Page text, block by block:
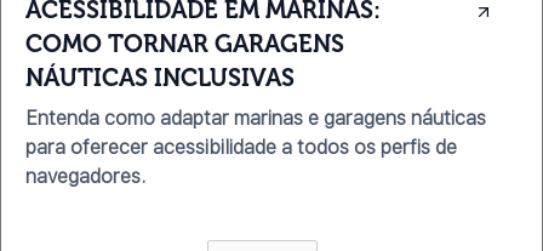
ACESSIBILIDADE EM MARINAS:
COMO TORNAR GARAGENS
NÁUTICAS INCLUSIVAS
Entenda como adaptar marinas e garagens náuticas
para oferecer acessibilidade a todos os perfis de
navegadores.